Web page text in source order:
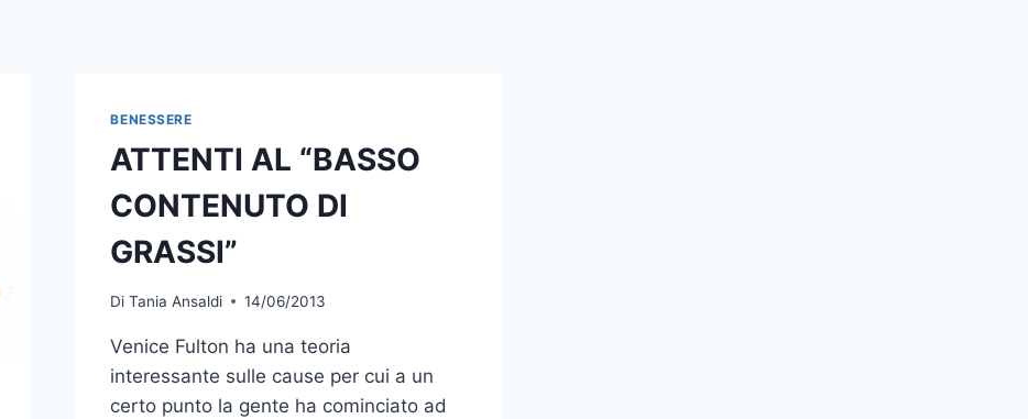
BENESSERE
ATTENTI AL “BASSO
CONTENUTO DI
GRASSI”
Di Tania Ansaldi 14/06/2013
Venice Fulton ha una teoria
interessante sulle cause per cui a un
certo punto la gente ha cominciato ad